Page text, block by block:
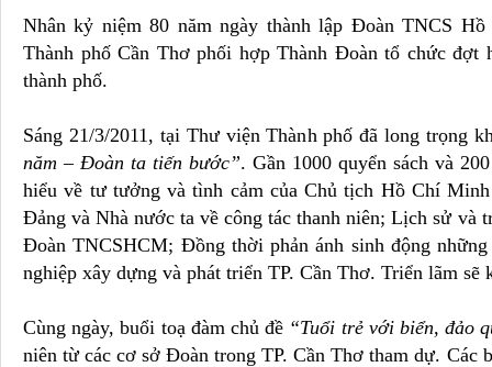
Nhân kỷ niệm 80 năm ngày thành lập Đoàn TNCS
Thành phố Cần Thơ phối hợp Thành Đoàn tổ chức đợt
thành phố.
Sáng 21/3/2011, tại Thư viện Thành phố đã long trọng
năm – Đoàn ta tiến bước”. Gần 1000 quyển sách và
hiểu về tư tưởng và tình cảm của Chủ tịch Hồ Chí
Đảng và Nhà nước ta về công tác thanh niên; Lịch sử và
Đoàn TNCSHCM; Đồng thời phản ánh sinh động
nghiệp xây dựng và phát triển TP. Cần Thơ. Triển lãm sẽ
Cùng ngày, buổi toạ đàm chủ đề “Tuổi trẻ với biển, đảo
niên từ các cơ sở Đoàn trong TP. Cần Thơ tham dự. Các